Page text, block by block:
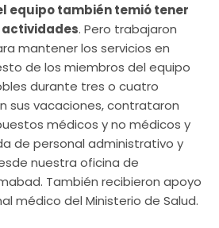
equipo también temió tener
. Pero trabajaron
mantener los servicios en
de los miembros del equipo
durante tres o cuatro
sus vacaciones, contrataron
médicos y no médicos y
de personal administrativo y
nuestra oficina de
También recibieron apoyo
médico del Ministerio de Salud.